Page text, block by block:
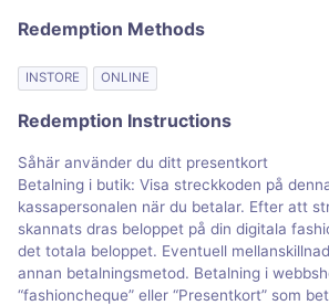
Redemption Methods
INSTORE ONLINE
Redemption Instructions
Såhär använder du ditt presentkort
Betalning i butik: Visa streckkoden på
kassapersonalen när du betalar. Efter att
skannats dras beloppet på din digitala
det totala beloppet. Eventuell
annan betalningsmetod. Betalning i
“fashioncheque” eller “Presentkort” som